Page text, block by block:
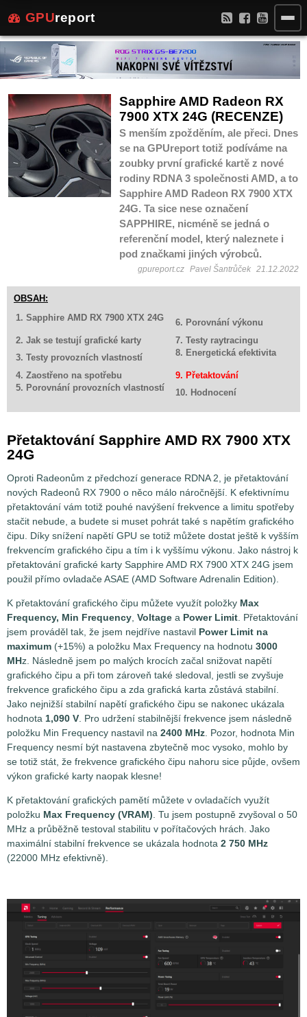
GPUreport
Sapphire AMD Radeon RX
7900 XTX 24G (RECENZE)
S menším zpožděním, ale přeci. Dnes
se na GPUreport totiž podíváme na
zoubky první grafické kartě z nové
rodiny RDNA 3 společnosti AMD, a to
Sapphire AMD Radeon RX 7900 XTX
24G. Ta sice nese označení
SAPPHIRE, nicméně se jedná o
referenční model, který naleznete i
pod značkami jiných výrobců.
gpureport.cz Pavel Šantrůček 21.12.2022
OBSAH:
1. Sapphire AMD RX 7900 XTX 24G
6. Porovnání výkonu
2. Jak se testují grafické karty
7. Testy raytracingu
3. Testy provozních vlastností
8. Energetická efektivita
4. Zaostřeno na spotřebu
9. Přetaktování
5. Porovnání provozních vlastností
10. Hodnocení
Přetaktování Sapphire AMD RX 7900 XTX
24G
Oproti Radeonům z předchozí generace RDNA 2, je přetaktování
nových Radeonů RX 7900 o něco málo náročnější. K efektivnímu
přetaktování vám totiž pouhé navýšení frekvence a limitu spotřeby
stačit nebude, a budete si muset pohrát také s napětím grafického
čipu. Díky snížení napětí GPU se totiž můžete dostat ještě k vyšším
frekvencím grafického čipu a tím i k vyššímu výkonu. Jako nástroj k
přetaktování grafické karty Sapphire AMD RX 7900 XTX 24G jsem
použil přímo ovladače ASAE (AMD Software Adrenalin Edition).
K přetaktování grafického čipu můžete využít položky Max
Frequency, Min Frequency, Voltage a Power Limit. Přetaktování
jsem prováděl tak, že jsem nejdříve nastavil Power Limit na
maximum (+15%) a položku Max Frequency na hodnotu 3000
MHz. Následně jsem po malých krocích začal snižovat napětí
grafického čipu a při tom zároveň také sledoval, jestli se zvyšuje
frekvence grafického čipu a zda grafická karta zůstává stabilní.
Jako nejnižší stabilní napětí grafického čipu se nakonec ukázala
hodnota 1,090 V. Pro udržení stabilnější frekvence jsem následně
položku Min Frequency nastavil na 2400 MHz. Pozor, hodnota Min
Frequency nesmí být nastavena zbytečně moc vysoko, mohlo by
se totiž stát, že frekvence grafického čipu nahoru sice půjde, ovšem
výkon grafické karty naopak klesne!
K přetaktování grafických pamětí můžete v ovladačích využít
položku Max Frequency (VRAM). Tu jsem postupně zvyšoval o 50
MHz a průběžně testoval stabilitu v pořítačových hrách. Jako
maximální stabilní frekvence se ukázala hodnota 2 750 MHz
(22000 MHz efektivně).